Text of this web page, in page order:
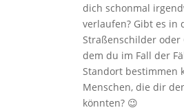
dich schonmal
verlaufen? Gibt es in
Straßenschilder oder
dem du im Fall der
Standort bestimmen
Menschen, die dir
könnten? 😉